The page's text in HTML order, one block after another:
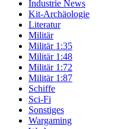
Industrie News
Kit-Archäologie
Literatur
Militär
Militär 1:35
Militär 1:48
Militär 1:72
Militär 1:87
Schiffe
Sci-Fi
Sonstiges
Wargaming